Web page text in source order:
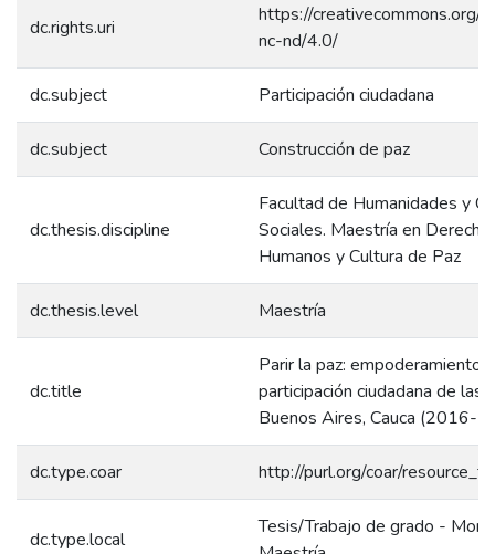
dc.rights.uri
https://creativecommons.org/
nc-nd/4.0/
dc.subject Participación ciudadana
dc.subject Construcción de paz
dc.thesis.discipline
Facultad de Humanidades y
Sociales. Maestría en
Humanos y Cultura de Paz
dc.thesis.level Maestría
dc.title
Parir la paz: empoderamiento y
participación ciudadana de las
Buenos Aires, Cauca (2016-
dc.type.coar http://purl.org/coar/
dc.type.local
Tesis/Trabajo de grado -